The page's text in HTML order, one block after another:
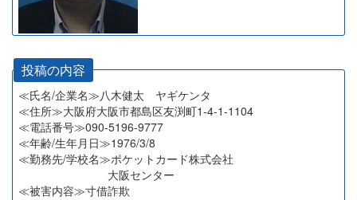
投稿の内容
≪氏名/企業名≫八木健太 ヤギケンタ
≪住所≫大阪府大阪市都島区友渕町1-4-1-1104
≪電話番号≫090-5196-9777
≪年齢/生年月日≫1976/3/8
≪勤務先/学校名≫ポケットカード株式会社
大阪センター
≪被害内容≫寸借詐欺